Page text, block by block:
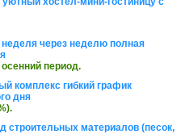
через неделю полная
период.
комплекс гибкий график
дня
строительных материалов (песок,